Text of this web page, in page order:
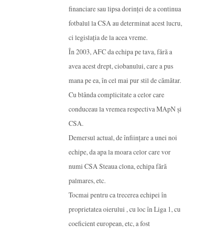
financiare sau lipsa dorinței de a continua
fotbalul la CSA au determinat acest lucru,
ci legislația de la acea vreme.
În 2003, AFC da echipa pe tava, fără a
avea acest drept, ciobanului, care a pus
mana pe ea, în cel mai pur stil de cămătar.
Cu blânda complicitate a celor care
conduceau la vremea respectiva MApN și
CSA.
Demersul actual, de înființare a unei noi
echipe, da apa la moara celor care vor
numi CSA Steaua clona, echipa fără
palmares, etc.
Tocmai pentru ca trecerea echipei în
proprietatea oierului , cu loc în Liga 1, cu
coeficient european, etc, a fost